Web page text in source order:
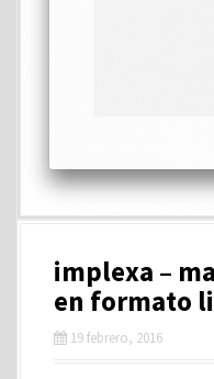
implexa –
en formato
19 febrero, 2016